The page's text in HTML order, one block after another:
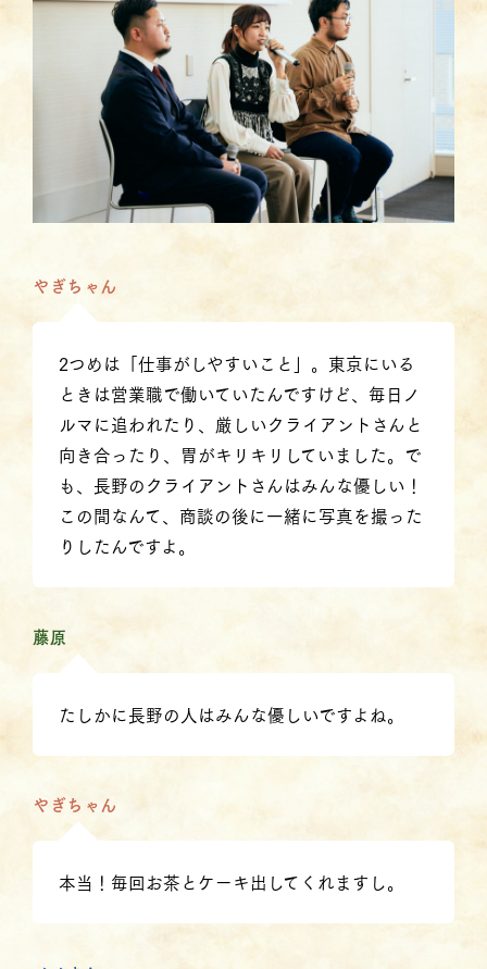
やぎちゃん
2つめは「仕事がしやすいこと」。東京にいる
ときは営業職で働いていたんですけど、毎日ノ
ルマに追われたり、厳しいクライアントさんと
向き合ったり、胃がキリキリしていました。で
も、長野のクライアントさんはみんな優しい！
この間なんて、商談の後に一緒に写真を撮った
りしたんですよ。
藤原
たしかに長野の人はみんな優しいですよね。
やぎちゃん
本当！毎回お茶とケーキ出してくれますし。